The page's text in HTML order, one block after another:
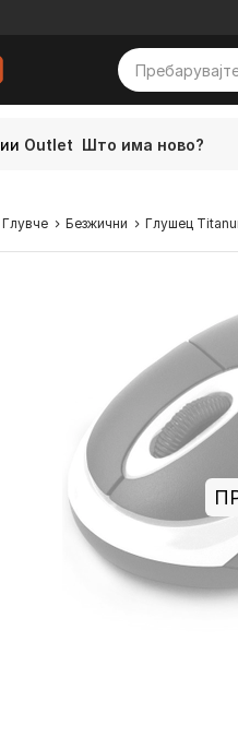
Outlet Што има ново?
Глувче Безжични Глушец